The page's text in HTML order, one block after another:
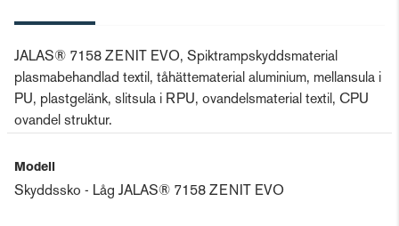
JALAS® 7158 ZENIT EVO, Spiktrampskyddsmaterial
plasmabehandlad textil, tåhättematerial aluminium, mellansula i
PU, plastgelänk, slitsula i RPU, ovandelsmaterial textil, CPU
ovandel struktur.
Modell
Skyddssko - Låg JALAS® 7158 ZENIT EVO